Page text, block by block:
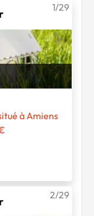
1/29
à Amiens
2/29